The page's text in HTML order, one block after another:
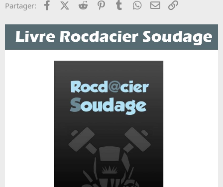
Partager: FacebookX (Twitter)
Reddit PinterestTumblr WhatsApp
Email